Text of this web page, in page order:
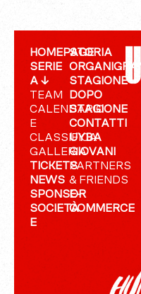
HOMEPAGE
SERIE
A ↓
TEAM
CALENDARIO
E
CLASSIFICA
GALLERIA
TICKETS
NEWS
SPONSOR
SOCIETÀ
E
STORIA
STAGIONE
DOPO
STAGIONE
CONTATTI
UYBA
GIOVANI
PARTNERS
& FRIENDS
E-
COMMERCE